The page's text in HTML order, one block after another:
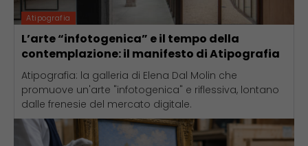
Atipografia
L’arte “infotogenica” e il tempo della
contemplazione: il manifesto di Atipografia
Atipografia: la galleria di Elena Dal Molin che
promuove un'arte "infotogenica" e riflessiva, lontano
dalle frenesie del mercato digitale.